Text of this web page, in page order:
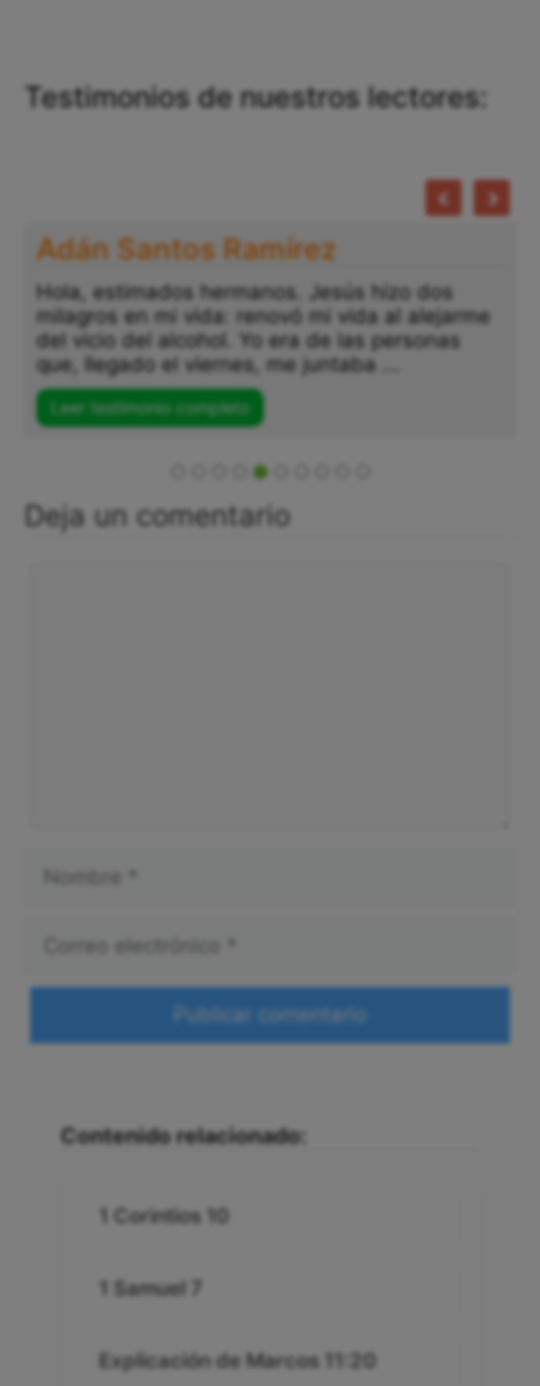
Testimonios de nuestros lectores:
Adán Santos Ramírez
Hola, estimados hermanos. Jesús hizo dos
milagros en mi vida: renovó mi vida al alejarme
del vicio del alcohol. Yo era de las personas
que, llegado el viernes, me juntaba ...
Leer testimonio completo
Deja un comentario
Contenido relacionado:
1 Corintios 10
1 Samuel 7
Explicación de Marcos 11:20